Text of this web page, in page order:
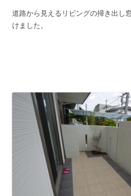
道路から見えるリビングの掃き出し
けました。